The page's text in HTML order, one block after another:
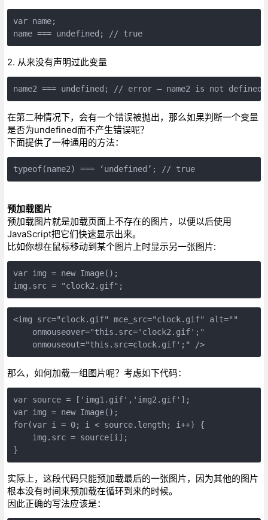
var name;
name === undefined; // true
2. 从来没有声明过此变量
name2 === undefined; // error – name2 is not defined
在第二种情况下，会有一个错误被抛出，那么如果判断一个变量
是否为undefined而不产生错误呢？
下面提供了一种通用的方法：
typeof(name2) === ‘undefined’; // true
预加载图片
预加载图片就是加载页面上不存在的图片，以便以后使用
JavaScript把它们快速显示出来。
比如你想在鼠标移动到某个图片上时显示另一张图片:
var img = new Image();
img.src = "clock2.gif";
<img src="clock.gif" mce_src="clock.gif" alt=""
    onmouseover="this.src='clock2.gif';"
    onmouseout="this.src=clock.gif';" />
那么，如何加载一组图片呢？考虑如下代码：
var source = ['img1.gif','img2.gif'];
var img = new Image();
for(var i = 0; i < source.length; i++) {
    img.src = source[i];
}
实际上，这段代码只能预加载最后的一张图片，因为其他的图片
根本没有时间来预加载在循环到来的时候。
因此正确的写法应该是：